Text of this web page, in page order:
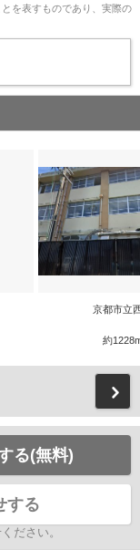
を表すものであり、実際の
京都市立
約
る(無料)
する
ださい。